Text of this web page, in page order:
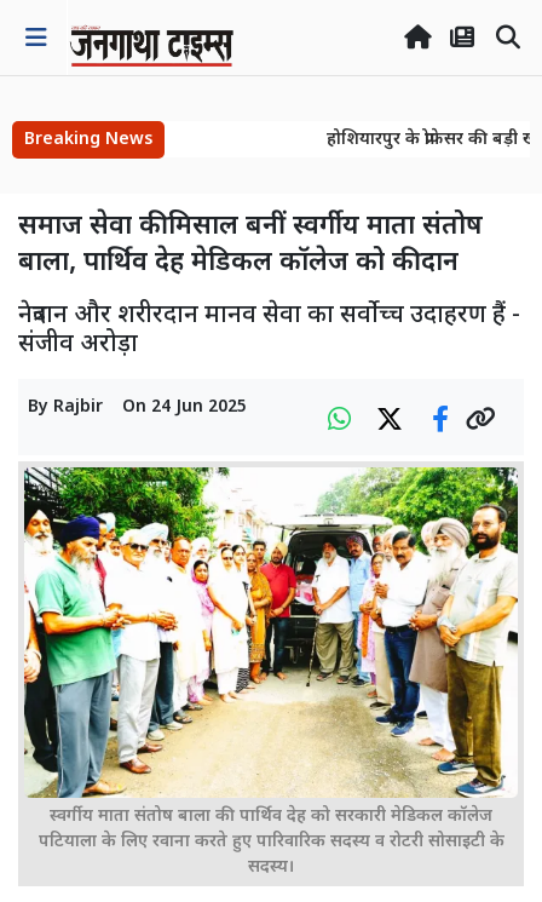
Breaking News
होशियारपुर के प्रोफेसर की बड़ी
समाज सेवा की मिसाल बनीं स्वर्गीय माता संतोष
बाला, पार्थिव देह मेडिकल कॉलेज को की दान
नेत्रदान और शरीरदान मानव सेवा का सर्वोच्च उदाहरण हैं -
संजीव अरोड़ा
By Rajbir On 24 Jun 2025
स्वर्गीय माता संतोष बाला की पार्थिव देह को सरकारी मेडिकल कॉलेज
पटियाला के लिए रवाना करते हुए पारिवारिक सदस्य व रोटरी सोसाइटी के
सदस्य।